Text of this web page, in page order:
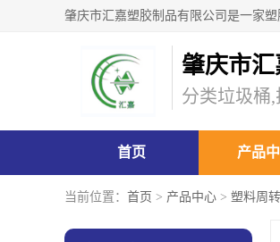
肇庆市
分类垃圾桶
首页 产品
当前位置： 首页 > 产品中心 > 塑料周